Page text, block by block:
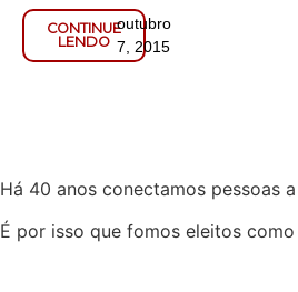
CONTINUE
LENDO
outubro
7, 2015
Há 40 anos conectamos pessoas
É por isso que fomos eleitos